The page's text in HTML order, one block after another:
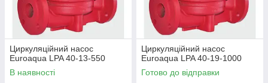
Циркуляційний насос
Euroaqua LPA 40-13-550
В наявності
Циркуляційний насос
Euroaqua LPA 40-19-1000
Готово до відправки